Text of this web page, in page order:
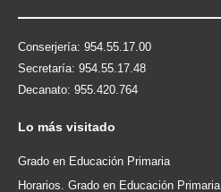
Conserjería: 954.55.17.00
Secretaría: 954.55.17.48
Decanato: 955.420.764
Lo más visitado
Grado en Educación Primaria
Horarios. Grado en Educación Primaria